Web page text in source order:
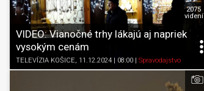
VIDEO: Vianočné trhy lákajú aj napriek
vysokým cenám
TELEVÍZIA KOŠICE, 11.12.2024 | 08:00 Spravodajstvo
2075
videní